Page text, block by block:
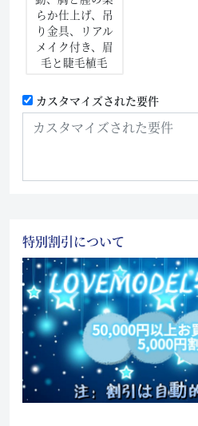
らか仕上げ、吊
り金具、リアル
メイク付き、眉
毛と睫毛植毛
カスタマイズされた要件
特別割引について